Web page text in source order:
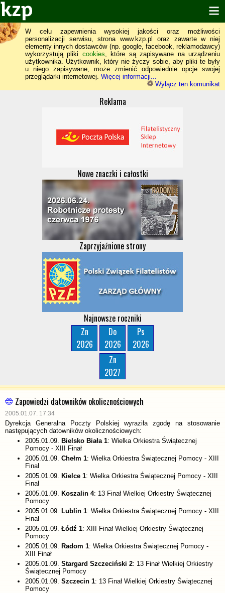
W celu zapewnienia wysokiej jakości oraz możliwości
personalizacji serwisu, strona www.kzp.pl oraz zawarte w niej
elementy innych dostawców (np. google, facebook, reklamodawcy)
wykorzystują pliki cookies, które są zapisywane na urządzeniu
użytkownika. Użytkownik, który nie życzy sobie, aby pliki te były
u niego zapisywane, może zmienić odpowiednie opcje swojej
przeglądarki internetowej. Więcej informacji...
Wyłącz ten komunikat
Reklama
Nowe znaczki i całostki
Zaprzyjaźnione strony
Najnowsze roczniki
Zn
2026
Do
2026
Ps
2026
Zn
2027
Zapowiedzi datowników okolicznościowych
2005.01.07. 17:34
Dyrekcja Generalna Poczty Polskiej wyraziła zgodę na stosowanie
następujących datowników okolicznościowych:
2005.01.09. Bielsko Biała 1: Wielka Orkiestra Świątecznej
Pomocy - XIII Finał
2005.01.09. Chełm 1: Wielka Orkiestra Świątecznej Pomocy - XIII
Finał
2005.01.09. Kielce 1: Wielka Orkiestra Świątecznej Pomocy - XIII
Finał
2005.01.09. Koszalin 4: 13 Finał Wielkiej Orkiestry Świątecznej
Pomocy
2005.01.09. Lublin 1: Wielka Orkiestra Świątecznej Pomocy - XIII
Finał
2005.01.09. Łódź 1: XIII Finał Wielkiej Orkiestry Świątecznej
Pomocy
2005.01.09. Radom 1: Wielka Orkiestra Świątecznej Pomocy -
XIII Finał
2005.01.09. Stargard Szczeciński 2: 13 Finał Wielkiej Orkiestry
Świątecznej Pomocy
2005.01.09. Szczecin 1: 13 Finał Wielkiej Orkiestry Świątecznej
Pomocy